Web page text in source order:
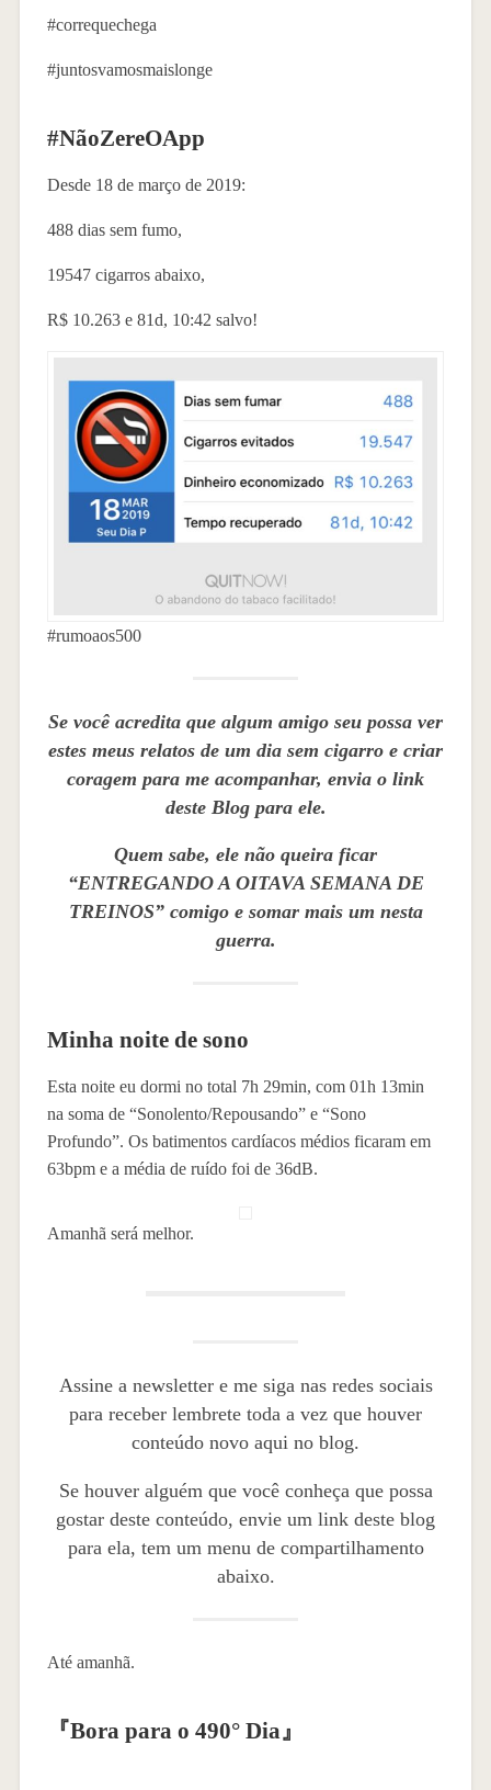
#correquechega
#juntosvamosmaislonge
#NãoZereOApp
Desde 18 de março de 2019:
488 dias sem fumo,
19547 cigarros abaixo,
R$ 10.263 e 81d, 10:42 salvo!
#rumoaos500
Se você acredita que algum amigo seu possa ver
estes meus relatos de um dia sem cigarro e criar
coragem para me acompanhar, envia o link
deste Blog para ele.
Quem sabe, ele não queira ficar
“ENTREGANDO A OITAVA SEMANA DE
TREINOS” comigo e somar mais um nesta
guerra.
Minha noite de sono
Esta noite eu dormi no total 7h 29min, com 01h 13min
na soma de “Sonolento/Repousando” e “Sono
Profundo”. Os batimentos cardíacos médios ficaram em
63bpm e a média de ruído foi de 36dB.
Amanhã será melhor.
Assine a newsletter e me siga nas redes sociais
para receber lembrete toda a vez que houver
conteúdo novo aqui no blog.
Se houver alguém que você conheça que possa
gostar deste conteúdo, envie um link deste blog
para ela, tem um menu de compartilhamento
abaixo.
Até amanhã.
『Bora para o 490° Dia』